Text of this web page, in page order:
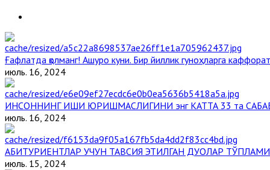
Ғафлатда қолманг! Ашуро куни. Бир йиллик гуноҳларга
июль. 16, 2024
ИНСОННИНГ ИШИ ЮРИШМАСЛИГИНИ энг КАТТА 33 та
июль. 16, 2024
АБИТУРИЕНТЛАР УЧУН ТАВСИЯ ЭТИЛГАН ДУОЛАР ТЎПЛАМИ
июль. 15, 2024